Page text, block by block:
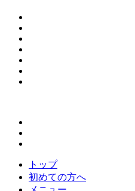
トップ
初めての方へ